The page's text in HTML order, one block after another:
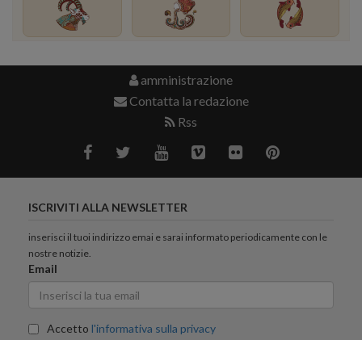
amministrazione
Contatta la redazione
Rss
ISCRIVITI ALLA NEWSLETTER
inserisci il tuoi indirizzo emai e sarai informato periodicamente con le
nostre notizie.
Email
Accetto l'informativa sulla privacy